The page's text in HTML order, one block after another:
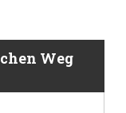
Weg